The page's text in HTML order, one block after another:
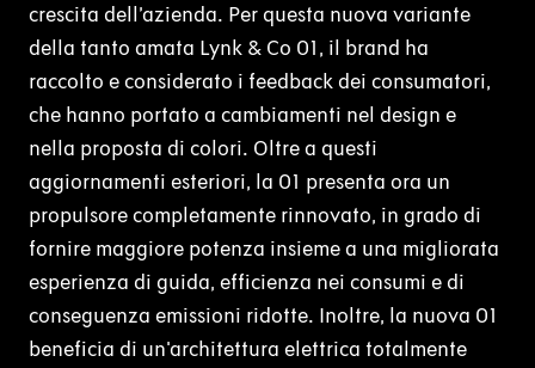
crescita dell’azienda. Per questa nuova variante
della tanto amata Lynk & Co 01, il brand ha
raccolto e considerato i feedback dei consumatori,
che hanno portato a cambiamenti nel design e
nella proposta di colori. Oltre a questi
aggiornamenti esteriori, la 01 presenta ora un
propulsore completamente rinnovato, in grado di
fornire maggiore potenza insieme a una migliorata
esperienza di guida, efficienza nei consumi e di
conseguenza emissioni ridotte. Inoltre, la nuova 01
beneficia di un'architettura elettrica totalmente